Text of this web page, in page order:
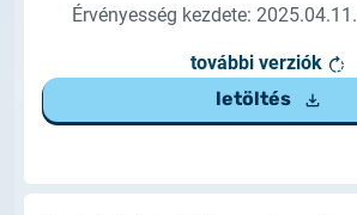
Érvényesség kezdete: 2025.04.11.
további verziók
letöltés